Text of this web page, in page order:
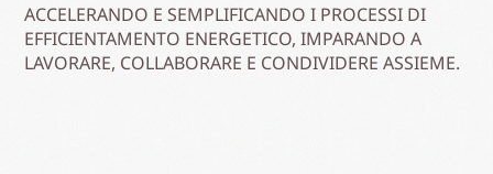
ACCELERANDO E SEMPLIFICANDO I PROCESSI DI
EFFICIENTAMENTO ENERGETICO, IMPARANDO A
LAVORARE, COLLABORARE E CONDIVIDERE ASSIEME.